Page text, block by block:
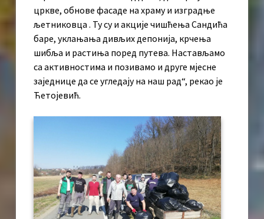
цркве, обнове фасаде на храму и изградње
љетниковца . Ту су и акције чишћења Сандића
баре, уклањања дивљих депонија, крчења
шибља и растиња поред путева. Настављамо
са активностима и позивамо и друге мјесне
заједнице да се угледају на наш рад“, рекао је
Ћетојевић.